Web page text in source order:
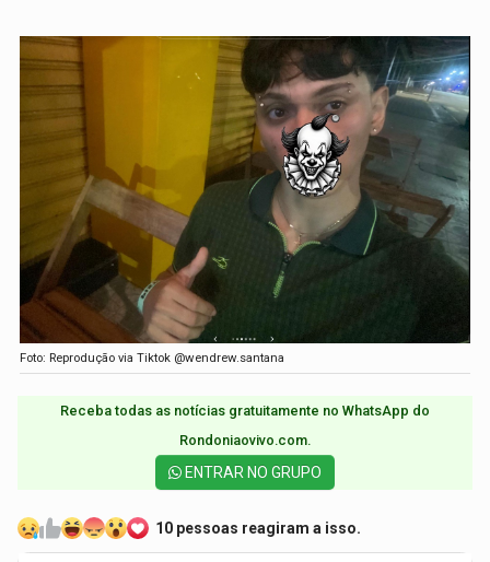
Foto: Reprodução via Tiktok @wendrew.santana
Receba todas as notícias gratuitamente no WhatsApp do
Rondoniaovivo.com.​
ENTRAR NO GRUPO
10 pessoas reagiram a isso.